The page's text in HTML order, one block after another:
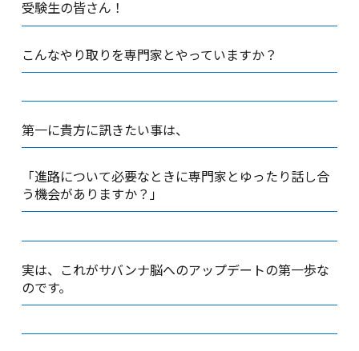
受験生の皆さん！
こんなやり取りを専門家とやっていますか？
第一に貴方に訊きたい事は、
「進路について必要なときに専門家とゆったり話し合
う機会がありますか？」
実は、これがサバンナ脳へのアップデートの第一歩な
のです。